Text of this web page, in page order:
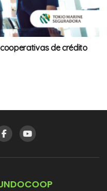
de crédito